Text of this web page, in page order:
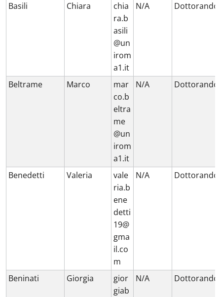
Basili Chiara
chia
ra.b
asili
@un
irom
a1.it
N/A Dottorando
Beltrame Marco
mar
co.b
eltra
me
@un
irom
a1.it
N/A Dottorando
Benedetti Valeria
vale
ria.b
ene
detti
19@
gma
il.co
m
N/A Dottorando
Beninati Giorgia
gior
giab
N/A Dottorando